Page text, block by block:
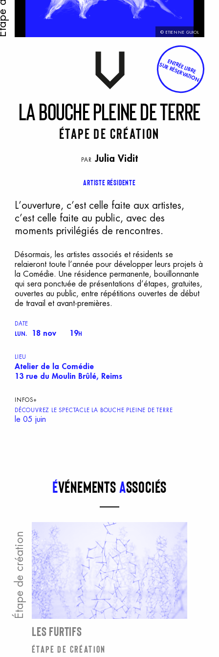
© ETIENNE GUIOL
ENTRÉE LIBRE
SUR RÉSERVATION
LaBouchepleinedeterre
Étape de création
PAR Julia Vidit
Artiste résidente
L’ouverture, c’est celle faite aux artistes,
c’est celle faite au public, avec des
moments privilégiés de rencontres.
Désormais, les artistes associés et résidents se
relaieront toute l’année pour développer leurs projets à
la Comédie. Une résidence permanente, bouillonnante
qui sera ponctuée de présentations d’étapes, gratuites,
ouvertes au public, entre répétitions ouvertes de début
de travail et avant-premières.
DATE
LUN.
18 nov 19H
LIEU
Atelier de la Comédie
13 rue du Moulin Brûlé, Reims
INFOS+
DÉCOUVREZ LE SPECTACLE LA BOUCHE PLEINE DE TERRE
le 05 juin
Événementsassociés
Étape de création
LES FURTIFS
Étape de création